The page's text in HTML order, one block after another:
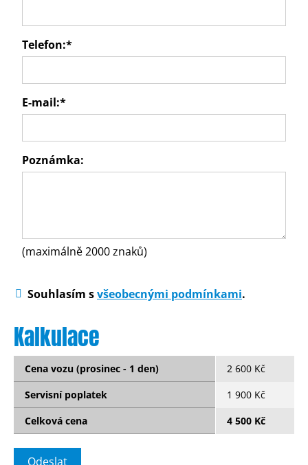
Telefon:*
E-mail:*
Poznámka:
(maximálně 2000 znaků)
Souhlasím svšeobecnými podmínkami.
Kalkulace
Cena vozu (prosinec - 1 den)
2 600 Kč
Servisní poplatek
1 900 Kč
Celková cena
4 500 Kč